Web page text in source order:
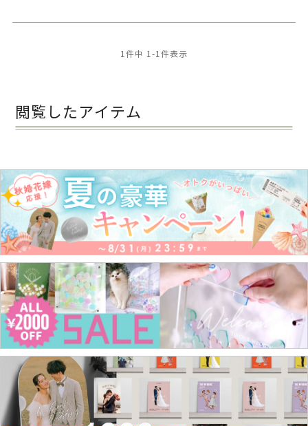
1 件中 1 -1 件表示
閲覧したアイテム